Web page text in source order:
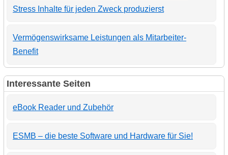
Stress Inhalte für jeden Zweck produzierst
Vermögenswirksame Leistungen als Mitarbeiter-
Benefit
Interessante Seiten
eBook Reader und Zubehör
ESMB – die beste Software und Hardware für Sie!